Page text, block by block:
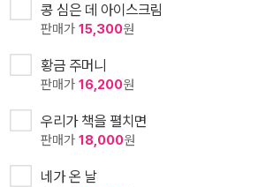
콩 심은 데 아이스크림
판매가 15,300원
황금 주머니
판매가 16,200원
우리가 책을 펼치면
판매가 18,000원
네가 온 날